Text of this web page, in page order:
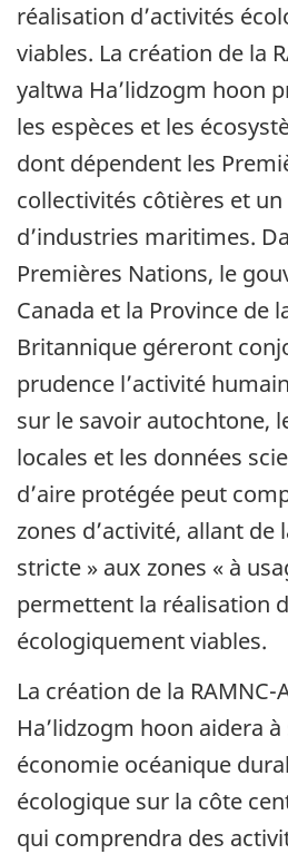
réalisation d’activités
viables. La création de la
yaltwa Ha’lidzogm hoon
les espèces et les
dont dépendent les
collectivités côtières et
d’industries maritimes.
Premières Nations, le
Canada et la Province de
Britannique géreront
prudence l’activité
sur le savoir autochtone,
locales et les données
d’aire protégée peut
zones d’activité, allant de
stricte » aux zones « à
permettent la réalisation
écologiquement viables.
La création de la RAMNC-
Ha’lidzogm hoon aidera
économie océanique
écologique sur la côte
qui comprendra des